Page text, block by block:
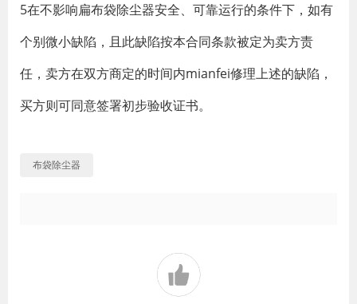
5在不影响扁布袋除尘器安全、可靠运行的条件下，如有
个别微小缺陷，且此缺陷按本合同条款被定为卖方责
任，卖方在双方商定的时间内mianfei修理上述的缺陷，
买方则可同意签署初步验收证书。
布袋除尘器